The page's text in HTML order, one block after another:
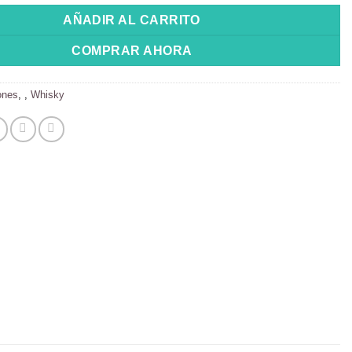
AÑADIR AL CARRITO
COMPRAR AHORA
Whisky